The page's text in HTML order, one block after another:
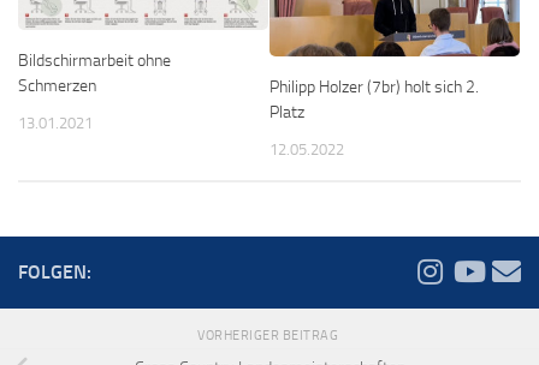
Bildschirmarbeit ohne
Schmerzen
13.01.2021
Philipp Holzer (7br) holt sich 2.
Platz
12.05.2022
FOLGEN:
VORHERIGER BEITRAG